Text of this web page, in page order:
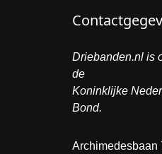
Driebanden.nl is
de
Koninklijke
Bond.
Archimedesbaan